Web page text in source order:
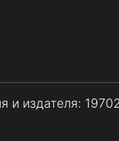
и издателя: